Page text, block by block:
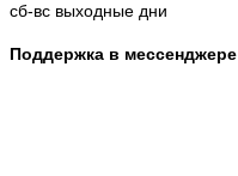
сб-вс выходные дни
Поддержка в мессенджере